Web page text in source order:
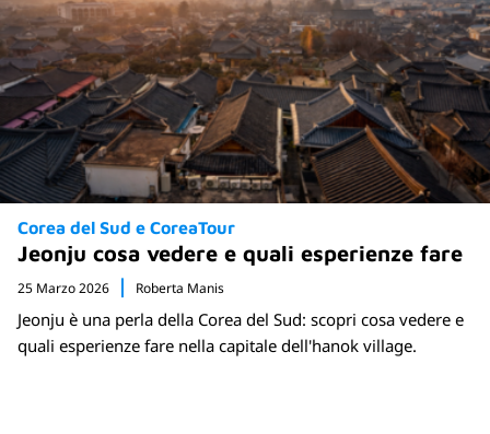
Corea del Sud e CoreaTour
Jeonju cosa vedere e quali esperienze fare
25 Marzo 2026 Roberta Manis
Jeonju è una perla della Corea del Sud: scopri cosa vedere e
quali esperienze fare nella capitale dell'hanok village.